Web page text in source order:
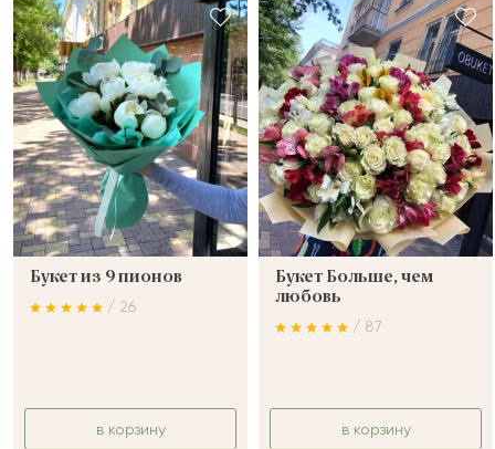
Букет из 9 пионов
/ 26
в корзину
Букет Больше, чем
любовь
/ 87
в корзину